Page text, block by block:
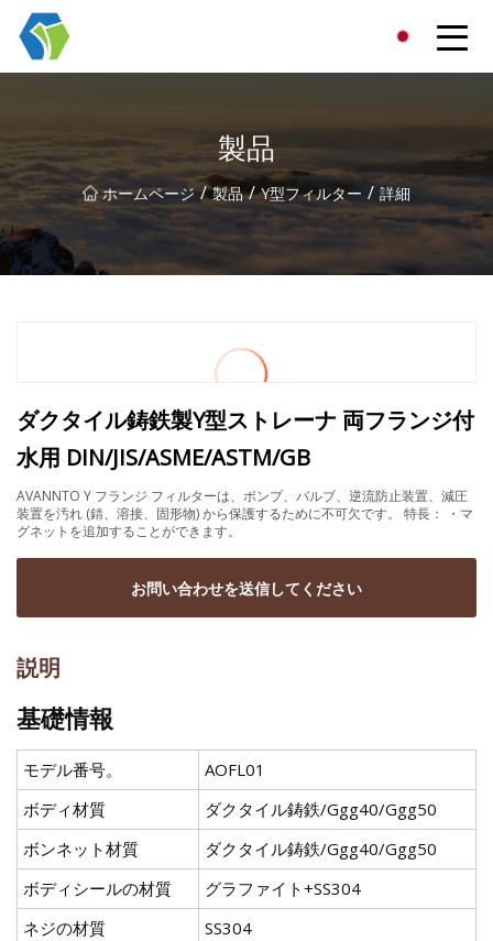
製品
ホームページ / 製品 / Y型フィルター / 詳細
ダクタイル鋳鉄製Y型ストレーナ 両フランジ付
水用 DIN/JIS/ASME/ASTM/GB
AVANNTO Y フランジ フィルターは、ポンプ、バルブ、逆流防止装置、減圧
装置を汚れ (錆、溶接、固形物) から保護するために不可欠です。 特長： ・マ
グネットを追加することができます。
お問い合わせを送信してください
説明
基礎情報
モデル番号。
AOFL01
ボディ材質
ダクタイル鋳鉄/Ggg40/Ggg50
ボンネット材質
ダクタイル鋳鉄/Ggg40/Ggg50
ボディシールの材質
グラファイト+SS304
ネジの材質
SS304